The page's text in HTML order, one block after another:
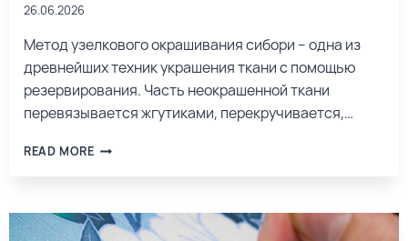
26.06.2026
Метод узелкового окрашивания сибори – одна из
древнейших техник украшения ткани с помощью
резервирования. Часть неокрашенной ткани
перевязывается жгутиками, перекручивается,…
READ MORE